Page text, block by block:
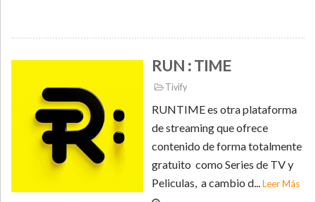
RUN : TIME
Tivify
RUNTIME es otra plataforma
de streaming que ofrece
contenido de forma totalmente
gratuito como Series de TV y
Peliculas, a cambio d...Leer Más